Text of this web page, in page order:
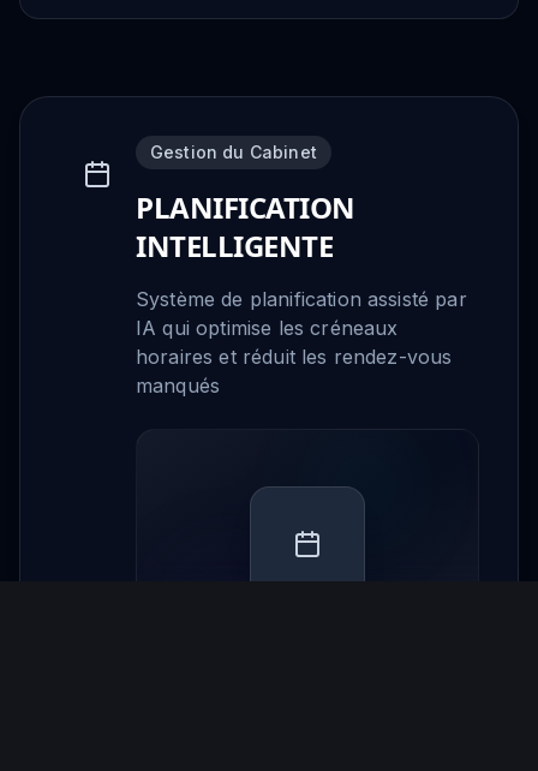
Gestion du Cabinet
PLANIFICATION
INTELLIGENTE
Système de planification assisté par
IA qui optimise les créneaux
horaires et réduit les rendez-vous
manqués